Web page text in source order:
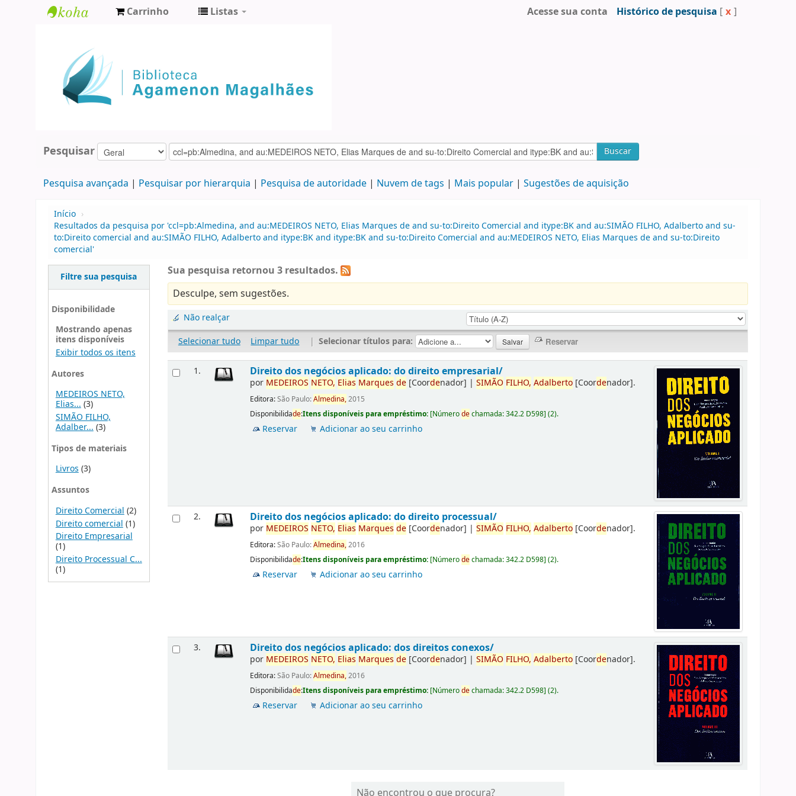
Agamenon
Magalhães
Carrinho Listas Acesse sua conta Histórico de pesquisa [ x ]
Pesquisar Buscar
Pesquisa avançada Pesquisar por hierarquia Pesquisa de autoridade Nuvem de tags Mais popular Sugestões de aquisição
Início ›
Resultados da pesquisa por 'ccl=pb:Almedina, and au:MEDEIROS NETO, Elias Marques de and su-to:Direito Comercial and itype:BK and au:SIMÃO FILHO, Adalberto and su-
to:Direito comercial and au:SIMÃO FILHO, Adalberto and itype:BK and itype:BK and su-to:Direito Comercial and au:MEDEIROS NETO, Elias Marques de and su-to:Direito
comercial'
Filtre sua pesquisa
Disponibilidade
Mostrando apenas
itens disponíveis
Exibir todos os itens
Autores
MEDEIROS NETO,
Elias...(3)
SIMÃO FILHO,
Adalber... (3)
Tipos de materiais
Livros(3)
Assuntos
Direito Comercial (2)
Direito comercial (1)
Direito Empresarial
(1)
Direito Processual C...
(1)
Sua pesquisa retornou 3 resultados.
Desculpe, sem sugestões.
Não realçar
Selecionar tudo
Limpar tudo | Selecionar títulos para:
1. Direito dos negócios aplicado: do direito empresarial/
por MEDEIROS NETO, Elias Marques de [Coordenador] |SIMÃO FILHO, Adalberto [Coordenador].
Editora:São Paulo:Almedina,2015
Disponibilidade:Itens disponíveis para empréstimo: [Númerodechamada:342.2 D598](2).
Reservar Adicionar ao seu carrinho
2. Direito dos negócios aplicado: do direito processual/
por MEDEIROS NETO, Elias Marques de [Coordenador] |SIMÃO FILHO, Adalberto [Coordenador].
Editora:São Paulo:Almedina,2016
Disponibilidade:Itens disponíveis para empréstimo: [Númerodechamada:342.2 D598](2).
Reservar Adicionar ao seu carrinho
3. Direito dos negócios aplicado: dos direitos conexos/
por MEDEIROS NETO, Elias Marques de [Coordenador] |SIMÃO FILHO, Adalberto [Coordenador].
Editora:São Paulo:Almedina,2016
Disponibilidade:Itens disponíveis para empréstimo: [Númerodechamada:342.2 D598](2).
Reservar Adicionar ao seu carrinho